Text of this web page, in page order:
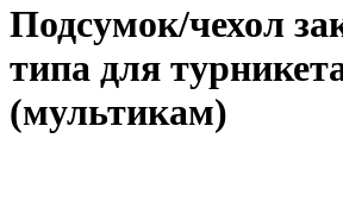
Подсумок/чехол
типа для
(мультикам)